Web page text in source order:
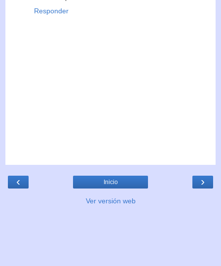
Responder
‹ ›
Inicio
Ver versión web